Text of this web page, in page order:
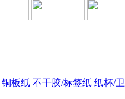
铜板纸 不干胶/标签纸 纸杯/